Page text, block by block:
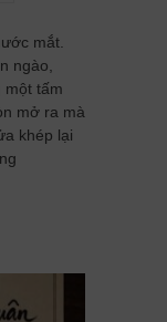
mắt.
ngào,
một tấm
mở ra mà
khép lại